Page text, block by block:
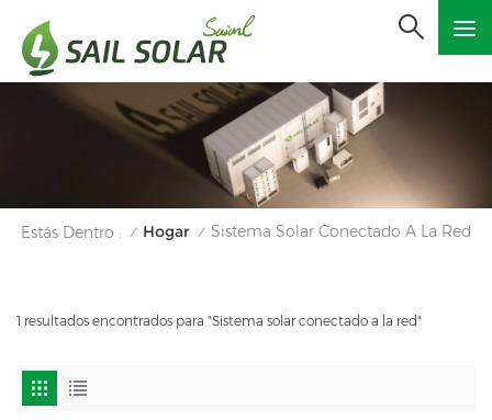
Estás Dentro : / Hogar / Sistema Solar Conectado A La Red
1 resultados encontrados para "Sistema solar conectado a la red"